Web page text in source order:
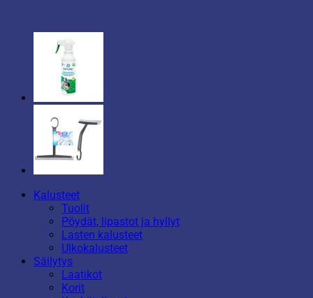
Kalusteet
Tuolit
Pöydät, lipastot ja hyllyt
Lasten kalusteet
Ulkokalusteet
Säilytys
Laatikot
Korit